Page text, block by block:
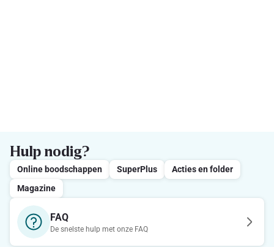
Hulp nodig?
Online boodschappen SuperPlus
Acties en folder
Magazine
FAQ
De snelste hulp met onze FAQ